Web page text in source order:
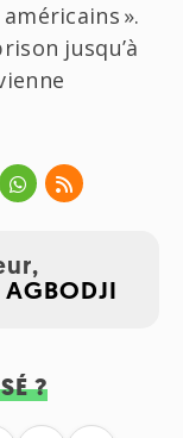
».
jusqu’à
?